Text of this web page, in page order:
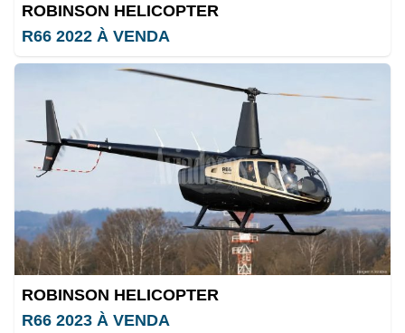
ROBINSON HELICOPTER
R66 2022 À VENDA
ROBINSON HELICOPTER
R66 2023 À VENDA